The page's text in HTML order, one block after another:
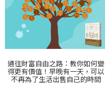
通往財富自由之路：教你如何變
得更有價值！早晚有一天，可以
不再為了生活出售自己的時間